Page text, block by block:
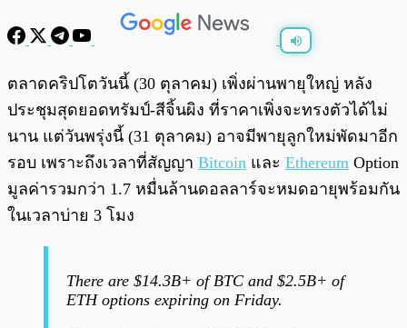
พร้อมเล่น 0:00 / 0:00
ตลาดคริปโตวันนี้ (30 ตุลาคม) เพิ่งผ่านพายุใหญ่ หลัง
ประชุมสุดยอดทรัมป์-สีจิ้นผิง ที่ราคาเพิ่งจะทรงตัวได้ไม่
นาน แต่วันพรุ่งนี้ (31 ตุลาคม) อาจมีพายุลูกใหม่พัดมาอีก
รอบ เพราะถึงเวลาที่สัญญา Bitcoin และ Ethereum Option
มูลค่ารวมกว่า 1.7 หมื่นล้านดอลลาร์จะหมดอายุพร้อมกัน
ในเวลาบ่าย 3 โมง
There are $14.3B+ of BTC and $2.5B+ of
ETH options expiring on Friday.